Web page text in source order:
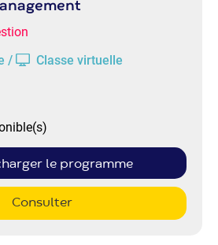
/
Classe virtuelle
le programme
Consulter